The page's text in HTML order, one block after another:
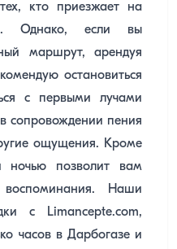
кто приезжает на
Однако, если вы
маршрут, арендуя
остановиться
с первыми лучами
сопровождении пения
ощущения. Кроме
ночью позволит вам
воспоминания. Наши
с Limancepte.com,
часов в Дарбогазе и